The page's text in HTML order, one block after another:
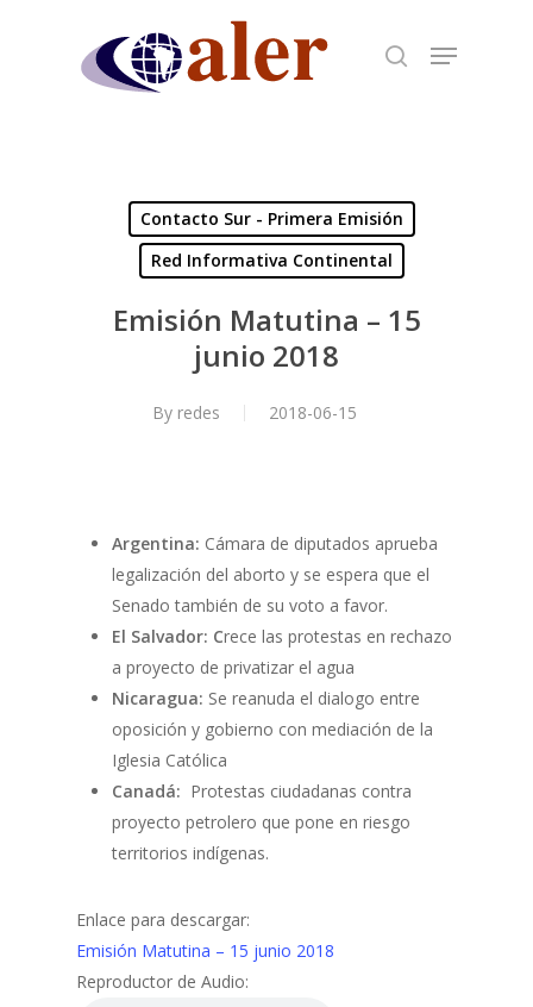
Contacto Sur - Primera Emisión
Red Informativa Continental
Emisión Matutina – 15
junio 2018
By redes 2018-06-15
Argentina: Cámara de diputados aprueba
legalización del aborto y se espera que el
Senado también de su voto a favor.
El Salvador: Crece las protestas en rechazo
a proyecto de privatizar el agua
Nicaragua: Se reanuda el dialogo entre
oposición y gobierno con mediación de la
Iglesia Católica
Canadá: Protestas ciudadanas contra
proyecto petrolero que pone en riesgo
territorios indígenas.
Enlace para descargar:
Emisión Matutina – 15 junio 2018
Reproductor de Audio: